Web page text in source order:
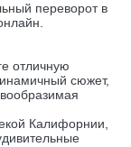
переворот в
отличную
сюжет,
Калифорнии,